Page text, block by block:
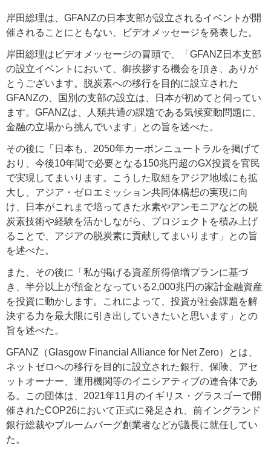
岸田総理は、GFANZの日本支部が設立されるイベントが開
催されることにともない、ビデオメッセージを発表した。
岸田総理はビデオメッセージの冒頭で、「GFANZ日本支部
の設立イベントにおいて、御挨拶する機会を頂き、ありが
とうございます。脱炭素への移行を目的に設立された
GFANZの、国別の支部の設立は、日本が初めてと伺ってい
ます。GFANZは、人類共通の課題である気候変動問題に、
金融の立場から挑んでいます」との旨を述べた。
その後に「日本も、2050年カーボンニュートラルを掲げて
おり、今後10年間で必要となる150兆円超のGX投資を官民
で実現してまいります。こうした取組をアジア地域にも拡
大し、アジア・ゼロエミッション共同体構想の実現に向
け、日本がこれまで培ってきた水素やアンモニアなどの脱
炭素技術や経験を活かしながら、プロジェクトを積み上げ
ることで、アジアの脱炭素に貢献してまいります」との旨
を述べた。
また、その後に「私が掲げる資産所得倍増プランに基づ
き、半分以上が預金となっている2,000兆円の家計金融資産
を投資に動かします。これによって、投資が社会課題を解
決する力を最大限に引き出していきたいと思います」との
旨を述べた。
GFANZ（Glasgow Financial Alliance for Net Zero）とは、
ネットゼロへの移行を目的に設立された銀行、保険、アセ
ットオーナー、運用機関等のイニシアティブの連合体であ
る。この団体は、2021年11月のイギリス・グラスゴーで開
催されたCOP26において正式に発足され、前イングランド
銀行総裁やブルームバーグ創業者などが議長に就任してい
た。